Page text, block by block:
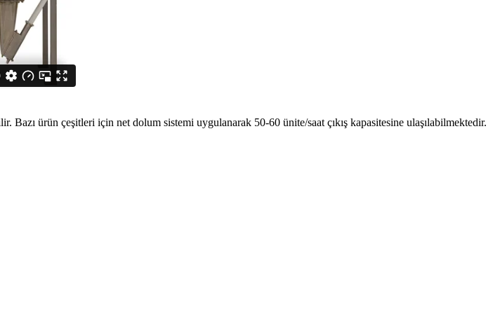
ürün çeşitleri için net dolum sistemi uygulanarak 50-60 ünite/saat çıkış kapasitesine ulaşılabilmektedir.